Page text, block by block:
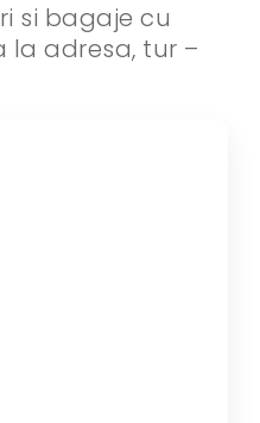
si bagaje cu
la adresa, tur –